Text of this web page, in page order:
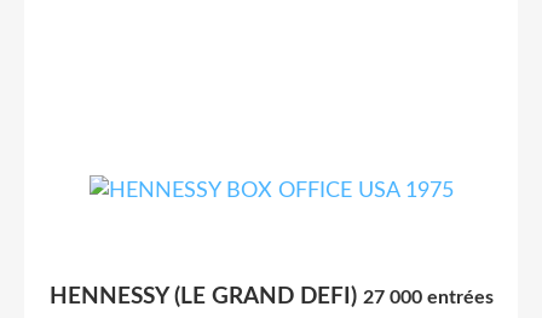
HENNESSY (LE GRAND DEFI) 27 000 entrées